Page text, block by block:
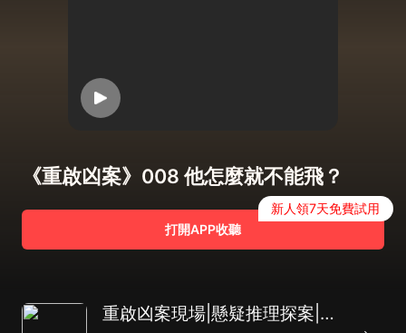
《重啟凶案》008 他怎麼就不能飛？
打開APP收聽
新人領7天免費試用
重啟凶案現場|懸疑推理探案|多人有聲劇